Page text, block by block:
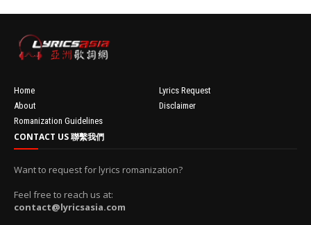
'data:post.fea
resizeImage
100'
Home
Lyrics Request
About
Disclaimer
Romanization Guidelines
CONTACT US 聯繫我們
Want to request for lyrics romanization?
Feel free to reach us at:
contact@lyricsasia.com